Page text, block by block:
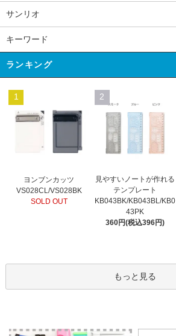
サンリオ
キーワード
ランキング
1
ヨンブンカッツ
VS028CL/VS028BK
SOLD OUT
2
見やすいノートが作れる
テンプレート
KB043BK/KB043BL/KB0
43PK
360円(税込396円)
もっと見る